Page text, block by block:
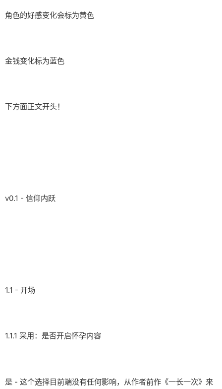
角色的好感变化会标为黄色
金钱变化标为蓝色
下方面正文开头！
v0.1 - 信仰内跃
1.1 - 开场
1.1.1 采用：是否开启怀孕内容
是 - 这个选择目前端没有任何影响，从作者前作《一长一次》来